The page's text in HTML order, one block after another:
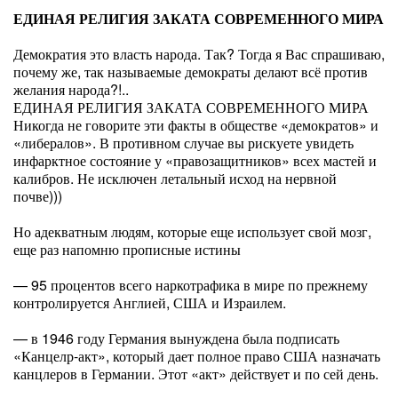
ЕДИНАЯ РЕЛИГИЯ ЗАКАТА СОВРЕМЕННОГО МИРА
Демократия это власть народа. Так? Тогда я Вас спрашиваю,
почему же, так называемые демократы делают всё против
желания народа?!..
ЕДИНАЯ РЕЛИГИЯ ЗАКАТА СОВРЕМЕННОГО МИРА
Никогда не говорите эти факты в обществе «демократов» и
«либералов». В противном случае вы рискуете увидеть
инфарктное состояние у «правозащитников» всех мастей и
калибров. Не исключен летальный исход на нервной
почве)))
Но адекватным людям, которые еще использует свой мозг,
еще раз напомню прописные истины
— 95 процентов всего наркотрафика в мире по прежнему
контролируется Англией, США и Израилем.
— в 1946 году Германия вынуждена была подписать
«Канцелр-акт», который дает полное право США назначать
канцлеров в Германии. Этот «акт» действует и по сей день.